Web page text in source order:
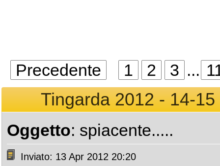
Precedente 1 2 3 ...
Tingarda 2012 - 14-
Oggetto: spiacente.....
Inviato: 13 Apr 2012 20:20